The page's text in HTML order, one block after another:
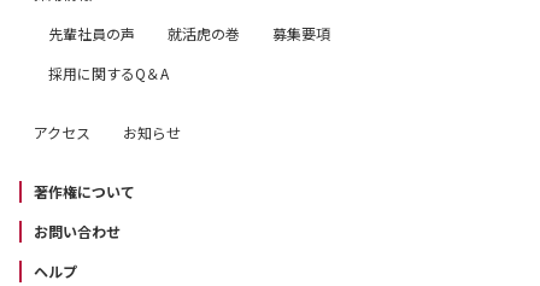
先輩社員の声
就活虎の巻
募集要項
採用に関するQ＆A
アクセス お知らせ
著作権について
お問い合わせ
ヘルプ